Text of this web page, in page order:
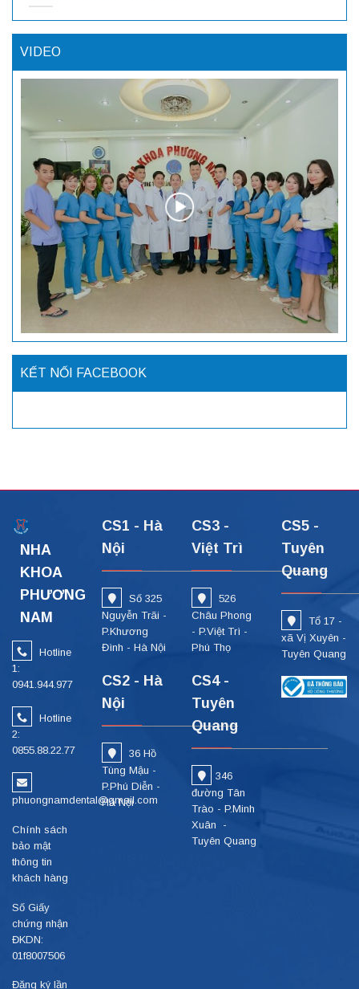
VIDEO
KẾT NỐI FACEBOOK
NHA
KHOA
PHƯƠNG
NAM
Hotline
1:
0941.944.977
Hotline
2:
0855.88.22.77
phuongnamdental@gmail.com
Chính sách
bảo mật
thông tin
khách hàng
Số Giấy
chứng nhận
ĐKDN:
01f8007506
Đăng ký lần
CS1 - Hà
Nội
Số 325
Nguyễn Trãi -
P.Khương
Đình - Hà Nội
CS2 - Hà
Nội
36 Hồ
Tùng Mậu -
P.Phú Diễn -
Hà Nội
CS3 -
Việt Trì
526
Châu Phong
- P.Việt Trì -
Phú Thọ
CS4 -
Tuyên
Quang
346
đường Tân
Trào - P.Minh
Xuân -
Tuyên Quang
CS5 -
Tuyên
Quang
Tổ 17 -
xã Vị Xuyên -
Tuyên Quang